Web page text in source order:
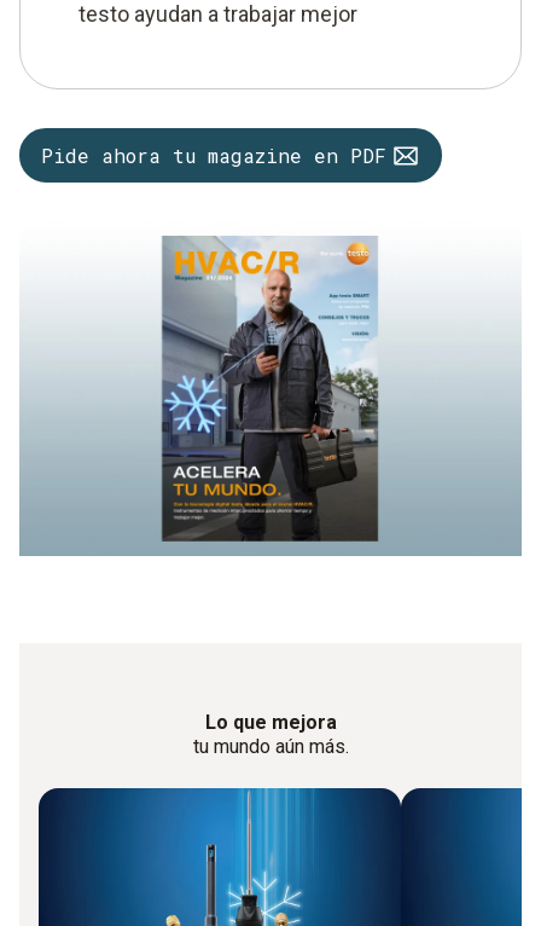
testo ayudan a trabajar mejor
Pide ahora tu magazine en PDF
Lo que mejora
tu mundo aún más.